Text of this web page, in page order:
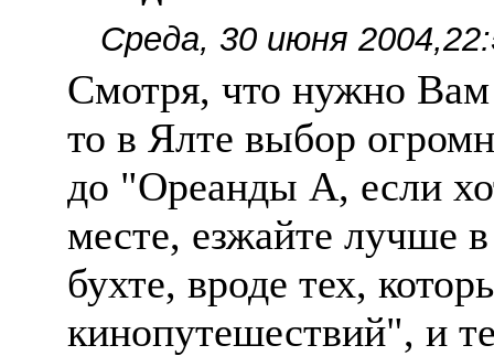
Среда, 30 июня
Смотря, что нужно Вам
то в Ялте выбор
до "Ореанды А, если
месте, езжайте лучше
бухте, вроде тех,
кинопутешествий", и